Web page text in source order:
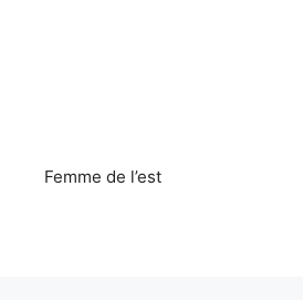
Femme de l’est